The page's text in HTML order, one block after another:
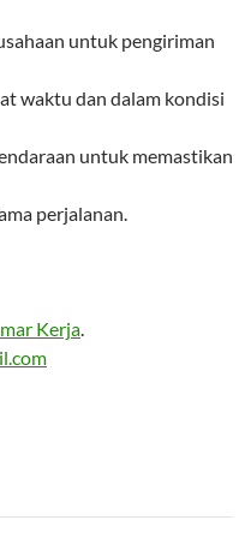
untuk pengiriman
waktu dan dalam kondisi
untuk memastikan
perjalanan.
Kerja.